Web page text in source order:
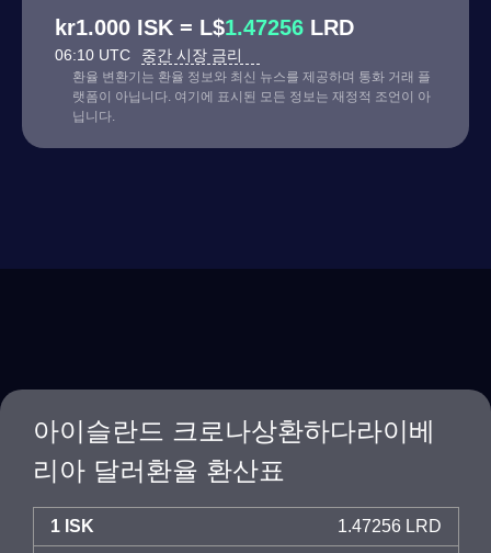
kr1.000 ISK = L$1.47256 LRD
06:10 UTC 중간 시장 금리
환율 변환기는 환율 정보와 최신 뉴스를 제공하며 통화 거래 플
랫폼이 아닙니다. 여기에 표시된 모든 정보는 재정적 조언이 아
닙니다.
아이슬란드 크로나상환하다라이베
리아 달러환율 환산표
1 ISK 1.47256 LRD